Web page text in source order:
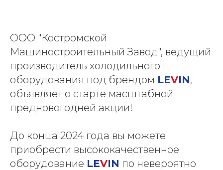
ООО "Костромской
Машиностроительный Завод", ведущий
производитель холодильного
оборудования под брендом LEVIN,
объявляет о старте масштабной
предновогодней акции!
До конца 2024 года вы можете
приобрести высококачественное
оборудование LEVIN по невероятно